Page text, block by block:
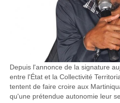
Depuis l'annonce de la signature
entre l'État et la Collectivité
tentent de faire croire aux
qu'une prétendue autonomie leur